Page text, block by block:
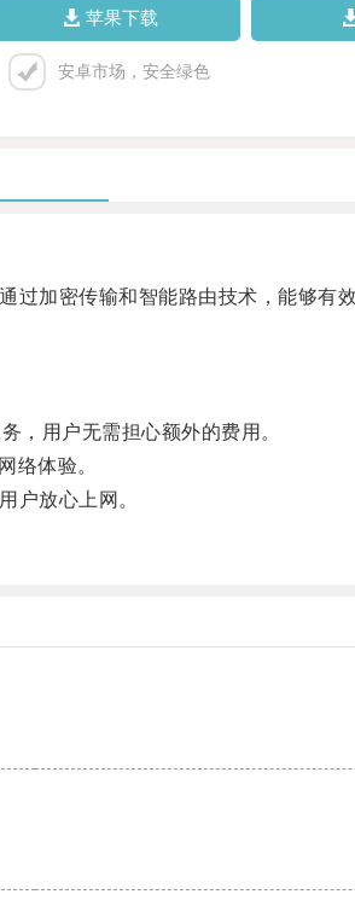
苹果下载
安卓市场，安全绿色
加密传输和智能路由技术，能够有
用户无需担心额外的费用。
络体验。
放心上网。